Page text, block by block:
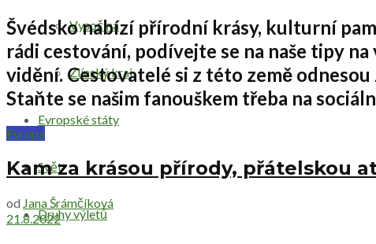
Vysočina
Zlínský kraj
Evropské státy
Svět
Druhy výletů
Švédskonabízí přírodní krásy, kulturní
rádi cestování, podívejte se na naše tipy na
vidění. Cestovatelé si z této země
Staňte se našim fanouškem třeba na
Evropa
Kam za krásou přírody, přátelskou
od Jana Šrámčíková
21.8.2022